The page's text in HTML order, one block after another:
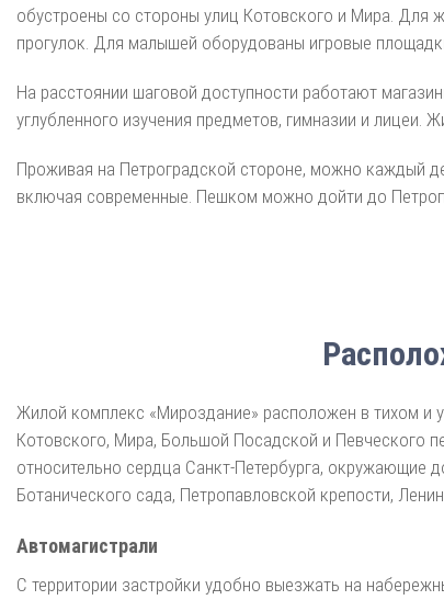
обустроены со стороны улиц Котовского и Мира. Для
прогулок. Для малышей оборудованы игровые
На расстоянии шаговой доступности работают
углубленного изучения предметов, гимназии и лицеи.
Проживая на Петроградской стороне, можно каждый
включая современные. Пешком можно дойти до
Жилой комплекс «Мироздание» расположен в тихом и
Котовского, Мира, Большой Посадской и Певческого
относительно сердца Санкт-Петербурга, окружающие
Ботанического сада, Петропавловской крепости,
Автомагистрали
С территории застройки удобно выезжать на